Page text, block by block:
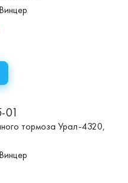
Винцер
01
тормоза Урал-4320,
Винцер